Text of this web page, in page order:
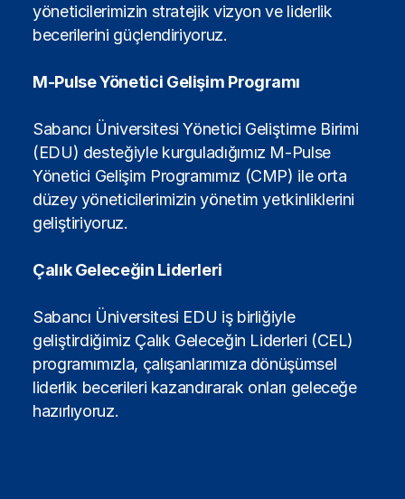
yöneticilerimizin stratejik vizyon ve liderlik
becerilerini güçlendiriyoruz.
M-Pulse Yönetici Gelişim Programı
Sabancı Üniversitesi Yönetici Geliştirme Birimi
(EDU) desteğiyle kurguladığımız M-Pulse
Yönetici Gelişim Programımız (CMP) ile orta
düzey yöneticilerimizin yönetim yetkinliklerini
geliştiriyoruz.
Çalık Geleceğin Liderleri
Sabancı Üniversitesi EDU iş birliğiyle
geliştirdiğimiz Çalık Geleceğin Liderleri (CEL)
programımızla, çalışanlarımıza dönüşümsel
liderlik becerileri kazandırarak onları geleceğe
hazırlıyoruz.